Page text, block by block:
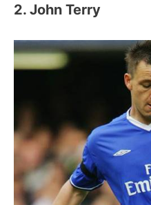
2. John Terry